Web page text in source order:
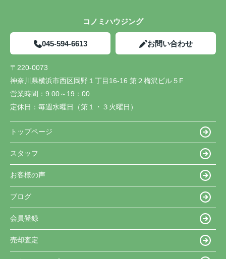
コノミハウジング
045-594-6613 お問い合わせ
〒220-0073
神奈川県横浜市西区岡野１丁目16-16 第２梅沢ビル５F
営業時間： 9:00～19：00
定休日： 毎週水曜日（第１・３火曜日）
トップページ
スタッフ
お客様の声
ブログ
会員登録
売却査定